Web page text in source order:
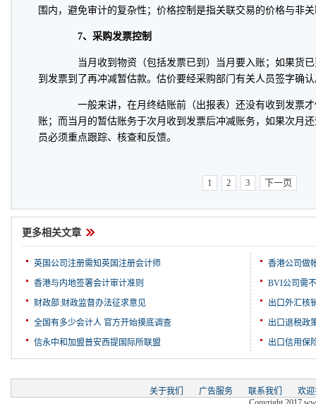
围内，避免审计的复杂性；价格控制是指关联交易的价格与非
7、采购发票控制
当月收到物资（包括发票已到）当月要入账；如果货已
到发票到了再冲减暂估款。估价要经采购部门有关人员签字确认
一般来讲，在月终结账前（出报表）还没有收到发票才
账；而当月的暂估账务于次月收到发票后冲减账务，如果次月
员必须重点跟踪、核查和反馈。
1 2 3 下一页
更多相关文章
英国公司注册需知英国注册会计师
香港与内地签署会计审计准则
财政部:财政监督办法征求意见
全国有多少会计人 官方开始摸底调查
信永中和加盟普安西提国际所联盟
香港公司做
BVI公司需
出口外汇核
出口退税政
出口信用保
关于我们 广告服务 联系我们
欢